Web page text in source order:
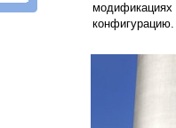
модификациях
конфигурацию.